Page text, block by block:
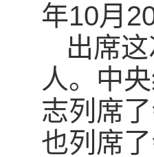
年10月
出席
人。中
志列席
也列席了